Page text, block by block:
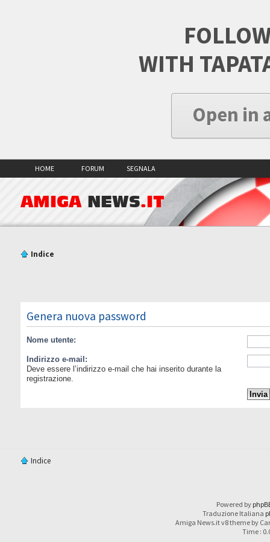
WITH
Open in
HOME FORUM SEGNALA
AMIGA NEWS.IT
Indice
Genera nuova password
Nome utente:
Indirizzo e-mail:
Deve essere l’indirizzo e-mail che hai inserito durante la
registrazione.
Indice
Powered by
Traduzione Italiana
Amiga News.it v8 theme by
Time :